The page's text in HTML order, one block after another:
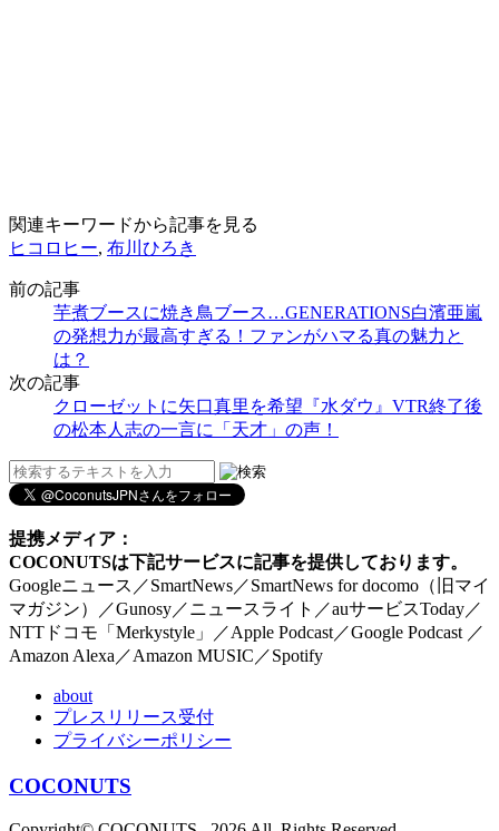
関連キーワードから記事を見る
ヒコロヒー, 布川ひろき
前の記事
芋煮ブースに焼き鳥ブース…GENERATIONS白濱亜嵐
の発想力が最高すぎる！ファンがハマる真の魅力と
は？
次の記事
クローゼットに矢口真里を希望『水ダウ』VTR終了後
の松本人志の一言に「天才」の声！
提携メディア：
COCONUTSは下記サービスに記事を提供しております。
Googleニュース／SmartNews／SmartNews for docomo（旧マイ
マガジン）／Gunosy／ニュースライト／auサービスToday／
NTTドコモ「Merkystyle」／Apple Podcast／Google Podcast ／
Amazon Alexa／Amazon MUSIC／Spotify
about
プレスリリース受付
プライバシーポリシー
COCONUTS